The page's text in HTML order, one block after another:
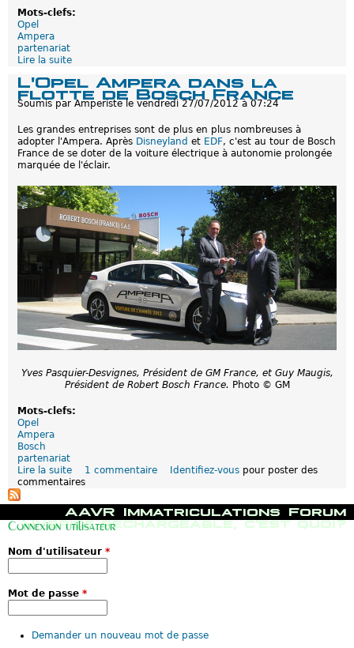
p
a
i
s
p
o
u
d
e
f
u
t
u
y
b
i
d
s
r
c
a
l
e
s
Mots-clefs:
Opel
Ampera
partenariat
Lire la suite
O
p
e
A
m
p
e
a
v
o
i
t
u
ff
i
c
i
e
l
e
s
h
o
n
T
u
o
é
L'Opel Ampera dans la
flotte de Bosch France
Soumis parAmperistele vendredi 27/07/2012 à 07:24
Les grandes entreprises sont de plus en plus nombreuses à
adopter l'Ampera. Après Disneyland et EDF, c'est au tour de Bosch
France de se doter de la voiture électrique à autonomie prolongée
marquée de l'éclair.
Yves Pasquier-Desvignes, Président de GM France, et Guy Maugis,
Président de Robert Bosch France. Photo © GM
Mots-clefs:
Opel
Ampera
Bosch
partenariat
Lire la suite
e
'
O
p
l
m
p
e
r
d
1 commentaire Identifiez-vous pour poster des
commentaires
M
e
p
Forum
Immatriculations
AAVR
Hybride rechargeable, c'est quoi?
Connexion utilisateur
Nom d'utilisateur *
Mot de passe *
Demander un nouveau mot de passe